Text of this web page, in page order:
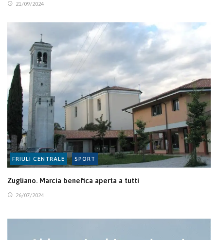
21/09/2024
FRIULI CENTRALE SPORT
Zugliano. Marcia benefica aperta a tutti
26/07/2024